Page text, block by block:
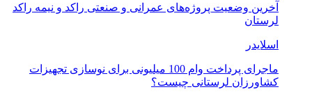
آخرین وضعیت پروژه‌های عمرانی و صنعتی راکد و نیمه راکد
لرستان
اسلایدر
ماجرای پرداخت وام 100 میلیونی برای نوسازی تجهیزات
کشاورزان لرستانی چیست؟